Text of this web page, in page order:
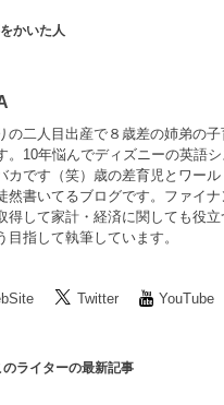
かいた人
の二人目出産で８歳差の姉弟の
。10年悩んでディズニーの英語
カです（笑）歳の差育児とワー
然書いてるブログです。ファイ
得して家計・経済に関しても役
目指して執筆しています。
Twitter YouTube
のライターの最新記事